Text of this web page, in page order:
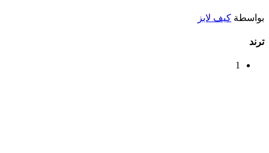
بواسطة كيف لابز
ترند
1